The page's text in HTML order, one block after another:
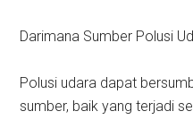
Darimana Sumber Polusi
Polusi udara dapat
sumber, baik yang terjadi